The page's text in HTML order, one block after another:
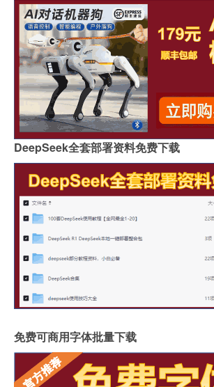
DeepSeek全套部署资料免费下载
免费可商用字体批量下载